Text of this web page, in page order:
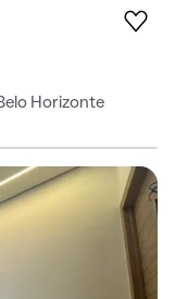
Horizonte